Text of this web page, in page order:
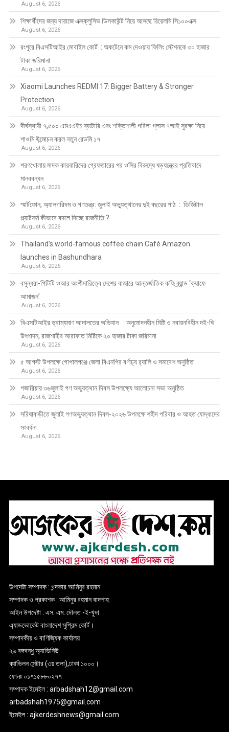
August 6, 2026
শিক্ষার্থীদের জন্য দারাজে এক্সক্লুসিভ ডিসকাউন্ট নিয়ে আসছে রিয়েলমি সি১০০এক্স
August 6, 2026
রংপুরে বিএসটিআইর মোবাইল কোর্ট : অকটেনে কম দেওয়ায় ফিলিং স্টেশনকে ৩০ হাজার
টাকা জরিমানা
August 6, 2026
Xiaomi Launches REDMI 17: Bigger Battery & Stronger
Protection
August 6, 2026
দীর্ঘস্থায়ী ৭,৫০০ এমএএইচ ব্যাটারি এবং শক্তিশালী গরিলা গ্লাস ৭আই সুরক্ষা নিয়ে
শাওমি উন্মোচন করল নতুন রেডমি ১৭
August 6, 2026
শরণখোলায় মাদক কারবারিদের গ্রেফতারের পর ওসির বিরুদ্ধে ষড়যন্ত্রের প্রতিবাদে
মানববন্ধন
August 6, 2026
স্মার্টফোন, অ্যালগরিদম ও গণতন্ত্র: জুলাই অভ্যুত্থানের দুই বছরের পাঠ : ডিজিটাল
প্ল্যাটফর্ম কীভাবে বদলে দিচ্ছে রাজনীতি ?
August 6, 2026
Thailand’s world-famous coffee chain Café Amazon
launches in Bashundhara
August 6, 2026
বসুন্ধরা-পিটিটি ওআর অংশীদারিত্বে দেশের বাজারে আন্তর্জাতিক কফি ব্র্যান্ড ‘ক্যাফে
আমাজন’
August 6, 2026
বিএসটিআইর ভ্রাম্যমাণ আদালতের অভিযান : অনুমোদনহীন মিষ্টি ও নবায়নবিহীন দই-ঘি
উৎপাদন, রাজশাহীর আরাফাত মিষ্টিকে ২০ হাজার টাকা জরিমানা
August 6, 2026
৫ আগস্ট উপলক্ষে গোপালগঞ্জে জেলা বিএনপির বর্ণাঢ্য র‍্যালি ও সমাবেশ অনুষ্ঠিত
August 6, 2026
গজারিয়ায় ৩৬জুলাই গণ অভ্যুত্থান দিবস উপলক্ষ্যে আলোচনা সভা অনুষ্ঠিত
August 6, 2026
সরিষাবাড়ীতে জুলাই গণঅভ্যুত্থান দিবস-২০২৬ উপলক্ষে শহীদ পরিবার ও আহত যোদ্ধাদের
সংবর্ধনা
August 6, 2026
উপদেষ্টা সম্পাদক : খন্দকার আমিনুর রহমান
সম্পাদক ও প্রকাশক : আমিনুর রহমান বাদশাহ
আইন উপদেষ্টা : এস. এম. দৌলত -ই-খুদা
এ্যাডভোকেট বাংলাদেশ সুপ্রিম কোর্ট।
সম্পাদকীয় ও বাণিজ্যিক কার্যালয়
২৬ বঙ্গবন্ধু অ্যাভিনিউ
ব্যাভিলন সেন্টার (৩য় তলা),ঢাকা ১০০০।
ফোনঃ ০১৭১৫৮৮০২৭৭
সম্পাদক ইমেইল : arbadshah12@gmail.com
arbadshah1975@gmail.com
ইমেইল : ajkerdeshnews@gmail.com